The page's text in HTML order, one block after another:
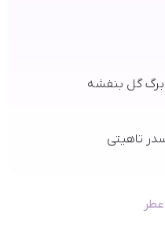
برگ گل بنفشه
تاهیتی